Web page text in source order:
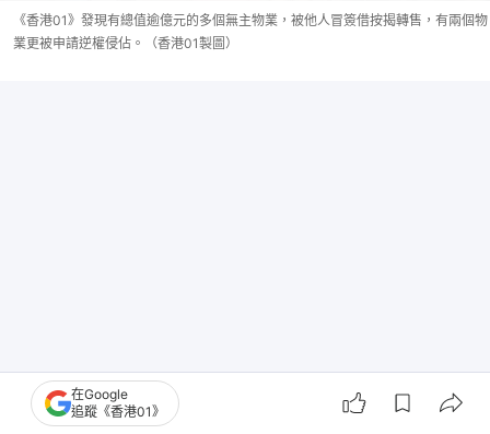
《香港01》發現有總值逾億元的多個無主物業，被他人冒簽借按揭轉售，有兩個物
業更被申請逆權侵佔。（香港01製圖）
在Google
追蹤《香港01》